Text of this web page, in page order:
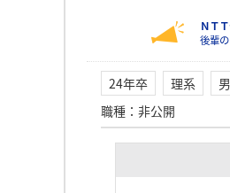
ＮＴ
後輩
24年卒 理系
職種 ： 非公開